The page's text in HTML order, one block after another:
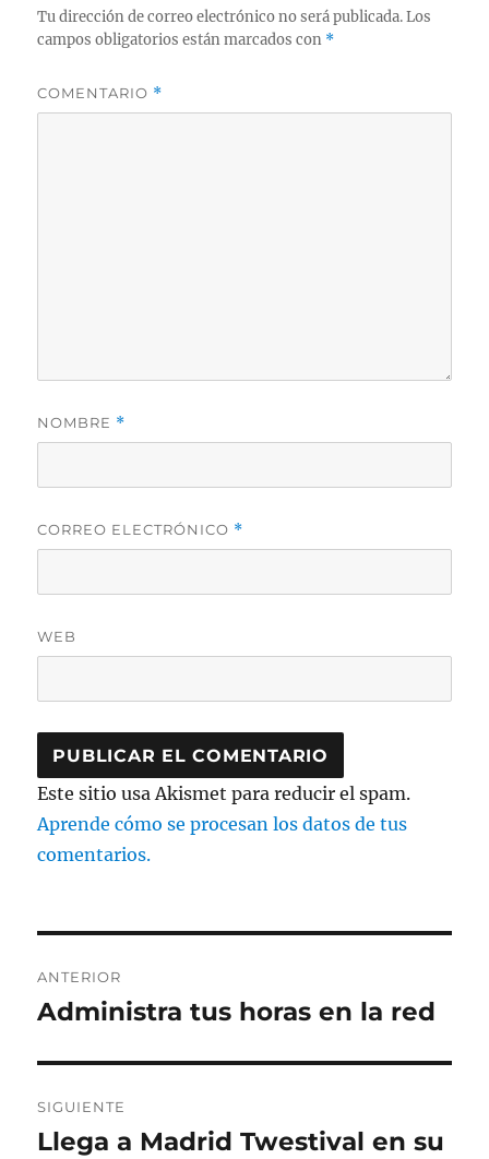
Tu dirección de correo electrónico no será publicada. Los
campos obligatorios están marcados con *
COMENTARIO *
NOMBRE *
CORREO ELECTRÓNICO *
WEB
Este sitio usa Akismet para reducir el spam.
Aprende cómo se procesan los datos de tus
comentarios.
de
ANTERIOR
Entrada
Administra tus horas en la red
SIGUIENTE
Entrada
Llega a Madrid Twestival en su